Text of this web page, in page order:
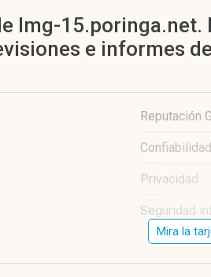
Img-
e informes
Reputación
Confiabilidad
Privacidad
Seguridad
Mira la